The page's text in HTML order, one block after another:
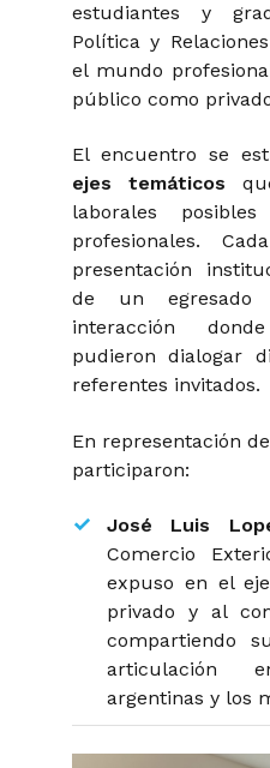
estudiantes y
Política y
el mundo
público como
El encuentro se
ejes temáticos
laborales
profesionales.
presentación
de un
interacción
pudieron dialogar
referentes invitados.
En representación
participaron:
José Luis
Comercio
expuso en el
privado y al
compartiendo
articulación
argentinas y los